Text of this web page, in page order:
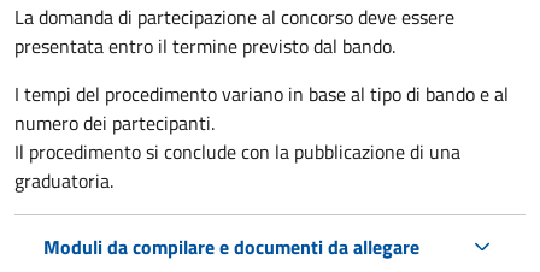
La domanda di partecipazione al concorso deve essere
presentata entro il termine previsto dal bando.
I tempi del procedimento variano in base al tipo di bando e al
numero dei partecipanti.
Il procedimento si conclude con la pubblicazione di una
graduatoria.
Moduli da compilare e documenti da allegare